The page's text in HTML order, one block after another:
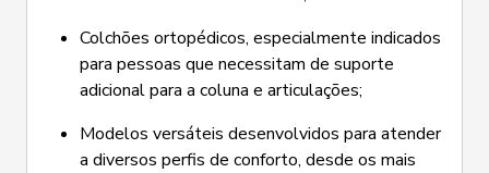
Colchões ortopédicos, especialmente indicados
para pessoas que necessitam de suporte
adicional para a coluna e articulações;
Modelos versáteis desenvolvidos para atender
a diversos perfis de conforto, desde os mais